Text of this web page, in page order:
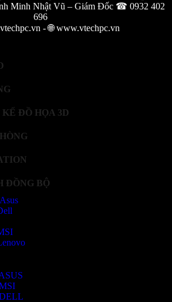
Minh Nhật Vũ – Giám Đốc ☎ 0932 402
696
- 🌐 www.vtechpc.vn
ĐỒ HỌA 3D
ĐỒNG BỘ